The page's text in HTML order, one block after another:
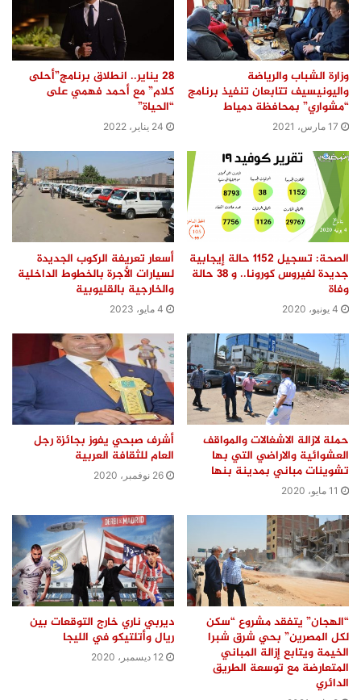
وزارة الشباب والرياضة
واليونيسيف تتابعان تنفيذ برنامج
“مشواري” بمحافظة دمياط
17 مارس، 2021
٢٨ يناير.. انطلاق برنامج”أحلى
كلام” مع أحمد فهمي على
“الحياة”
24 يناير، 2022
الصحة: تسجيل 1152 حالة إيجابية
جديدة لفيروس كورونا.. و 38 حالة
وفاة
4 يونيو، 2020
أسعار تعريفة الركوب الجديدة
لسيارات الأجرة بالخطوط الداخلية
والخارجية بالقليوبية
4 مايو، 2023
حملة لازالة الاشغالات والمواقف
العشوائية والاراضي التي بها
تشوينات مباني بمدينة بنها
11 مايو، 2020
أشرف صبحي يفوز بجائزة رجل
العام للثقافة العربية
26 نوفمبر، 2020
“الهجان” يتفقد مشروع “سكن
لكل المصرين” بحي شرق شبرا
الخيمة ويتابع إزالة المباني
المتعارضة مع توسعة الطريق
الدائري
ديربي ناري خارج التوقعات بين
ريال وأتلتيكو في الليجا
12 ديسمبر، 2020